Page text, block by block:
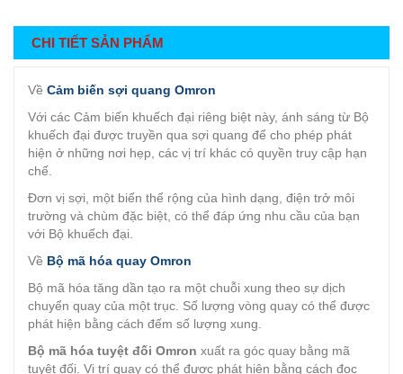
CHI TIẾT SẢN PHẨM
Về Cảm biến sợi quang Omron
Với các Cảm biến khuếch đại riêng biệt này, ánh sáng từ Bộ
khuếch đại được truyền qua sợi quang để cho phép phát
hiện ở những nơi hẹp, các vị trí khác có quyền truy cập hạn
chế.
Đơn vị sợi, một biến thể rộng của hình dạng, điện trở môi
trường và chùm đặc biệt, có thể đáp ứng nhu cầu của bạn
với Bộ khuếch đại.
Về Bộ mã hóa quay Omron
Bộ mã hóa tăng dần tạo ra một chuỗi xung theo sự dịch
chuyển quay của một trục. Số lượng vòng quay có thể được
phát hiện bằng cách đếm số lượng xung.
Bộ mã hóa tuyệt đối Omron xuất ra góc quay bằng mã
tuyệt đối. Vị trí quay có thể được phát hiện bằng cách đọc